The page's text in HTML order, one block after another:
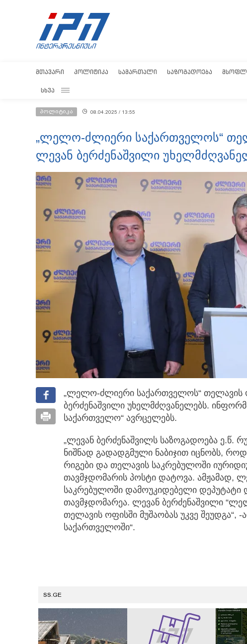
ᲛᲗᲐᲕᲐᲠᲘ ᲞᲝᲚᲘᲢᲘᲙᲐ ᲡᲐᲛᲐᲠᲗᲐᲚᲘ ᲡᲐᲖᲝᲒᲐᲓᲝᲔᲑᲐ
ᲡᲮᲕᲐ
პოლიტიკა 08.04.2025 / 13:55
„ლელო-ძლიერი საქართველოს“
ლევან ბერძენაშვილი
„ლელო-ძლიერი საქართველოს“ თელავის
ბერძენაშვილი უხელმძღვანელებს.
საქართველო“ ავრცელებს.
„ლევან ბერძენაშვილს საზოგადოება ე.წ.
ნიშნად გადადგმული ნაბიჯით იცნობს,
რიგები და თელავის საკრებულოში
თავმჯდომარის პოსტი დატოვა. ამჟამად,
საკრებულოში დამოუკიდებელი დეპუტატი
თავმჯდომარეა. ლევან ბერძენაშვილი
თელავის ოფისში მუშაობას უკვე შეუდგა“,
საქართველოში“.
SS.GE